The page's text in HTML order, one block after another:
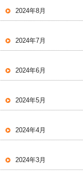
2024年8月
2024年7月
2024年6月
2024年5月
2024年4月
2024年3月